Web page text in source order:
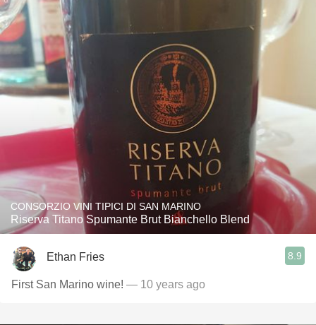
CONSORZIO VINI TIPICI DI SAN MARINO
Riserva Titano Spumante Brut Bianchello Blend
Ethan Fries 8.9
First San Marino wine! — 10 years ago